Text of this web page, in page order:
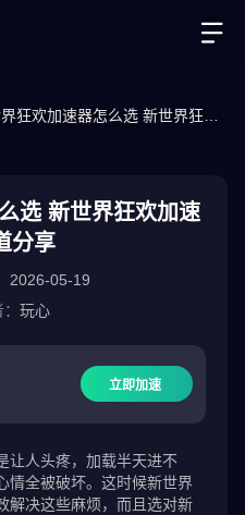
狂欢加速器怎么选 新世界狂欢
选 新世界狂欢加速
分享
2026-05-19
玩心
立即加速
让人头疼，加载半天进不
情全被破坏。这时候新世界
解决这些麻烦，而且选对新